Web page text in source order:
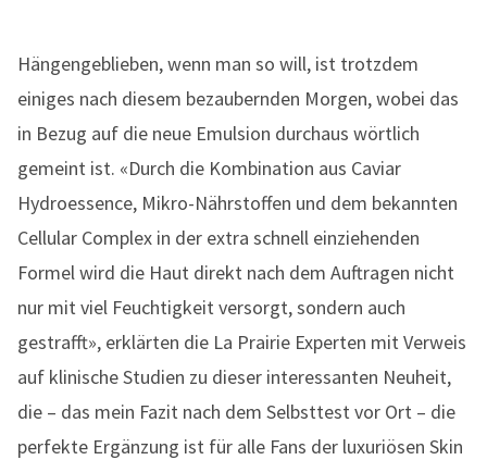
Hängengeblieben, wenn man so will, ist trotzdem
einiges nach diesem bezaubernden Morgen, wobei das
in Bezug auf die neue Emulsion durchaus wörtlich
gemeint ist. «Durch die Kombination aus Caviar
Hydroessence, Mikro-Nährstoffen und dem bekannten
Cellular Complex in der extra schnell einziehenden
Formel wird die Haut direkt nach dem Auftragen nicht
nur mit viel Feuchtigkeit versorgt, sondern auch
gestrafft», erklärten die La Prairie Experten mit Verweis
auf klinische Studien zu dieser interessanten Neuheit,
die – das mein Fazit nach dem Selbsttest vor Ort – die
perfekte Ergänzung ist für alle Fans der luxuriösen Skin